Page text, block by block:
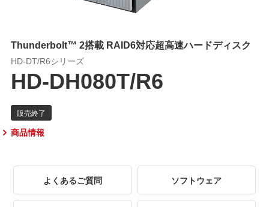
Thunderbolt™ 2搭載 RAID6対応超高速ハードディスク
HD-DT/R6シリーズ
HD-DH080T/R6
商品情報
よくあるご質問 ソフトウェア